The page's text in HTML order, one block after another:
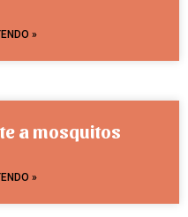
»
a mosquitos
»